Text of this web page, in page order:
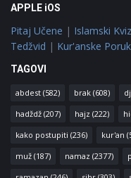
APPLE iOS
Pitaj Učene | Islamski Kviz
Tedžvid | Kur'anske
TAGOVI
abdest (582) brak (608)
hadždž (207) hajz (222)
kako postupiti (236) kur'an
muž (187) namaz (2377)